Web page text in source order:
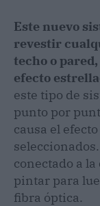
Este nuevo
revestir
techo o
efecto
este tipo de
punto por
causa el
conectado a
pintar para
fibra óptica.